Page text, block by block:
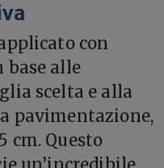
con
base alle
scelta e alla
pavimentazione,
cm. Questo
un’incredibile